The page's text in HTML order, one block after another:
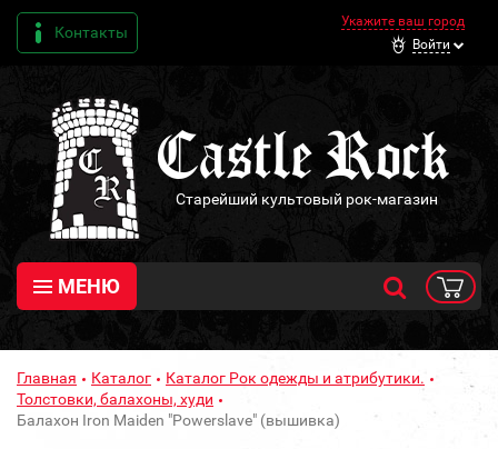
Контакты
Укажите ваш город
Войти
Старейший культовый рок-магазин
МЕНЮ
Главная Каталог
Каталог Рок одежды и атрибутики.
Толстовки, балахоны, худи
Балахон Iron Maiden "Powerslave" (вышивка)